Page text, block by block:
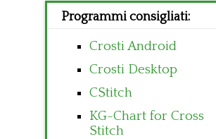
Programmi consigliati:
Crosti Android
Crosti Desktop
CStitch
KG-Chart for Cross
Stitch